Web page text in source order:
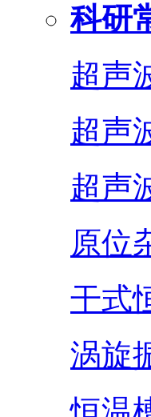
科研
超声
超声
超声
原位
干式
涡旋